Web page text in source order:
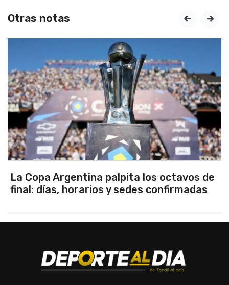
Otras notas
La Copa Argentina palpita los octavos de
final: días, horarios y sedes confirmadas
prev next